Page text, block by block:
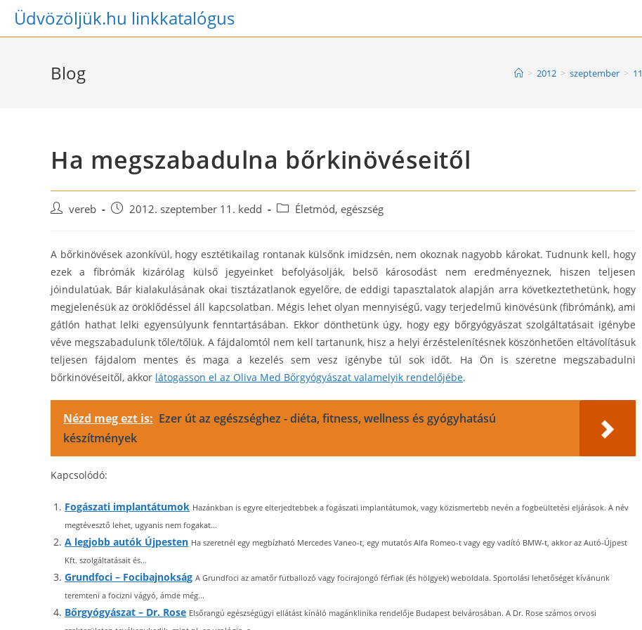
SkipÜdvözöljük.hu linkkatalógus
Blog > 2012 > szeptember > 11
Ha megszabadulna bőrkinövéseitől
Postvereb
Post 2012. szeptember 11. kedd
Post Életmód, egészség
A bőrkinövések azonkívül, hogy esztétikailag rontanak külsőnk imidzsén, nem okoznak nagyobb károkat. Tudnunk kell, hogy
ezek a fibrómák kizárólag külső jegyeinket befolyásolják, belső károsodást nem eredményeznek, hiszen teljesen
jóindulatúak. Bár kialakulásának okai tisztázatlanok egyelőre, de eddigi tapasztalatok alapján arra következtethetünk, hogy
megjelenésük az öröklődéssel áll kapcsolatban. Mégis lehet olyan mennyiségű, vagy terjedelmű kinövésünk (fibrómánk), ami
gátlón hathat lelki egyensúlyunk fenntartásában. Ekkor dönthetünk úgy, hogy egy bőrgyógyászat szolgáltatásait igénybe
véve megszabadulunk tőle/tőlük. A fájdalomtól nem kell tartanunk, hisz a helyi érzéstelenítésnek köszönhetően eltávolításuk
teljesen fájdalom mentes és maga a kezelés sem vesz igénybe túl sok időt. Ha Ön is szeretne megszabadulni
bőrkinövéseitől, akkor látogasson el az Oliva Med Bőrgyógyászat valamelyik rendelőjébe.
Nézd meg ezt is: Ezer út az egészséghez - diéta, fitness, wellness és gyógyhatású
készítmények
Kapcsolódó:
Fogászati implantátumok Hazánkban is egyre elterjedtebbek a fogászati implantátumok, vagy közismertebb nevén a fogbeültetési eljárások. A név
megtévesztő lehet, ugyanis nem fogakat...
A legjobb autók Újpesten Ha szeretnél egy megbízható Mercedes Vaneo-t, egy mutatós Alfa Romeo-t vagy egy vadító BMW-t, akkor az Autó-Újpest
Kft. szolgáltatásait és...
Grundfoci – Focibajnokság A Grundfoci az amatőr futballozó vagy focirajongó férfiak (és hölgyek) weboldala. Sportolási lehetőséget kívánunk
teremteni a focizni vágyó, ámde még...
Bőrgyógyászat – Dr. Rose Elsőrangú egészségügyi ellátást kínáló magánklinika rendelője Budapest belvárosában. A Dr. Rose számos orvosi